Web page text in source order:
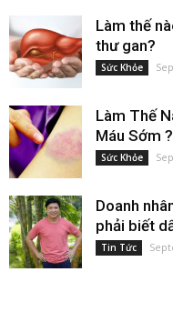
Làm thế
thư gan?
Sức Khỏe
Làm Thế
Máu Sớm ?
Sức Khỏe
Doanh
phải biết
Tin Tức